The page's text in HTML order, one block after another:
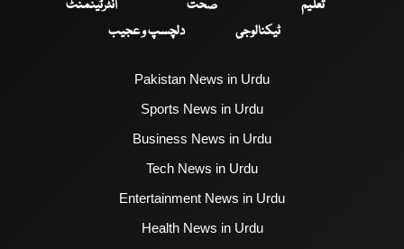
تعلیم
صحت
انٹرٹینمنٹ
ٹیکنالوجی
دلچسپ و عجیب
Pakistan News in Urdu
Sports News in Urdu
Business News in Urdu
Tech News in Urdu
Entertainment News in Urdu
Health News in Urdu